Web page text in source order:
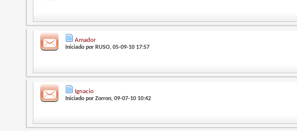
Amador
Iniciado por RUSO, 05-09-10 17:57
Ignacio
Iniciado por Zorron, 09-07-10 10:42